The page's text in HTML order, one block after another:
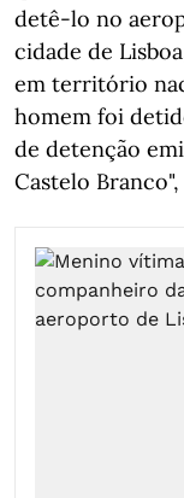
detê-lo no
cidade de
em território
homem foi
de detenção
Castelo